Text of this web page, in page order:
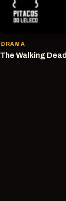
DRAMA
The Walking